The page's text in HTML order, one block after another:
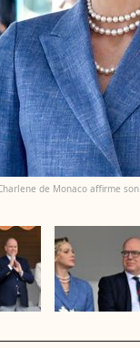
de Monaco affirme